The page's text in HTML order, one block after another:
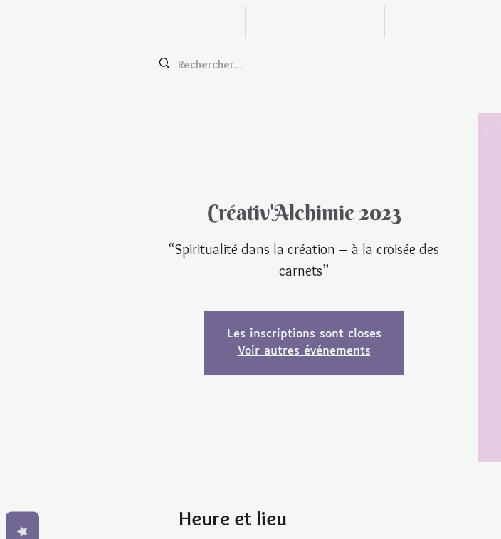
Créativ'Alchimie 2023
“Spiritualité dans la création – à la croisée des
carnets”
Les inscriptions sont closes
Voir autres événements
Heure et lieu